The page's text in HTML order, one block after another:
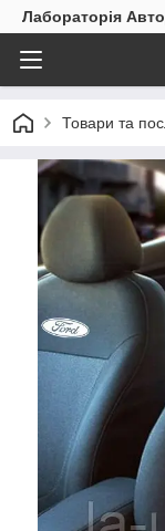
Лабораторія
Товари та